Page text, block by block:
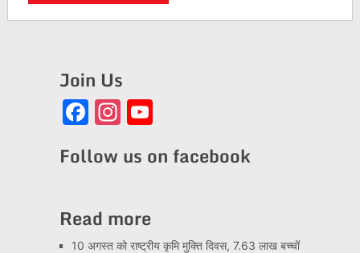
Join Us
Facebook
Instagram
YouTube
Follow us on facebook
Read more
10 अगस्त को राष्ट्रीय कृमि मुक्ति दिवस, 7.63 लाख बच्चों